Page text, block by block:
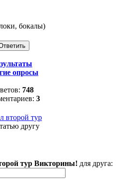
бокалы)
опросы
748
3
второй тур
другу
тур Викторины! для друга: